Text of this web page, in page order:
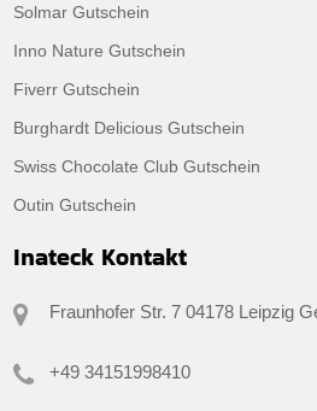
Solmar Gutschein
Inno Nature Gutschein
Fiverr Gutschein
Burghardt Delicious Gutschein
Swiss Chocolate Club Gutschein
Outin Gutschein
Inateck Kontakt
Fraunhofer Str. 7 04178 Leipzig
+49 34151998410